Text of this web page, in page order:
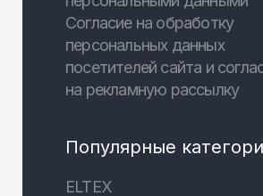
Согласие на обработку
персональных данных
посетителей сайта и
на рекламную рассылку
Популярные
ELTEX